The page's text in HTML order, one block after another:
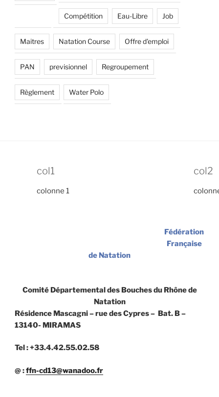
Compétition Eau-Libre Job
Maitres Natation Course Offre d'emploi
PAN previsionnel Regroupement
Règlement Water Polo
col1
colonne 1
col2
Fédération
Française
de Natation
Comité Départemental des Bouches du Rhône de
Natation
Résidence Mascagni – rue des Cypres – Bat. B –
13140- MIRAMAS
Tel : +33.4.42.55.02.58
@ :ffn-cd13@wanadoo.fr